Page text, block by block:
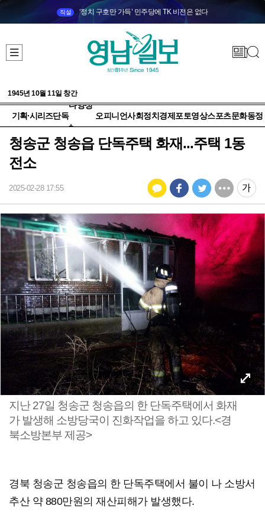
직설 ‘정치 구호만 가득’ 민주당에 TK 비전은 없다
1945년 10월 11일 창간
기획·시리즈단독
다양성
+
오피니언사회정치 경제 포토영상스포츠문화동정
청송군 청송읍 단독주택 화재...주택 1동
전소
2025-02-28 17:55
지난 27일 청송군 청송읍의 한 단독주택에서 화재
가 발생해 소방당국이 진화작업을 하고 있다.<경
북소방본부 제공>
경북 청송군 청송읍의 한 단독주택에서 불이 나 소방서
추산 약 880만원의 재산피해가 발생했다.